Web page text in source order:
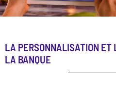
LA PERSONNALISATION ET
LA BANQUE